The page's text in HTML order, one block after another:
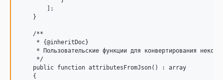
        ];
    }
    /**
     * {@inheritDoc}
* Пользовательские функции для конвертирования
     */
    public function attributesFromJson() : array
    {